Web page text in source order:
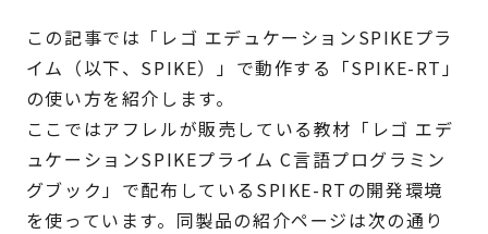
この記事では「レゴ エデュケーションSPIKEプラ
イム（以下、SPIKE）」で動作する「SPIKE-RT」
の使い方を紹介します。
ここではアフレルが販売している教材「レゴ エデ
ュケーションSPIKEプライム C言語プログラミン
グブック」で配布しているSPIKE-RTの開発環境
を使っています。同製品の紹介ページは次の通り